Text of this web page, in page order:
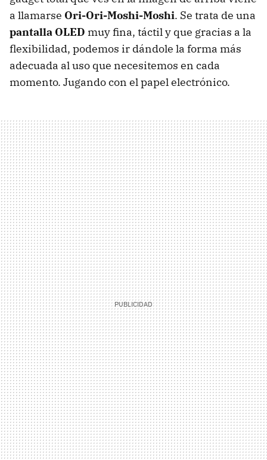
a llamarse Ori-Ori-Moshi-Moshi. Se trata de una
pantalla OLED muy fina, táctil y que gracias a la
flexibilidad, podemos ir dándole la forma más
adecuada al uso que necesitemos en cada
momento. Jugando con el papel electrónico.